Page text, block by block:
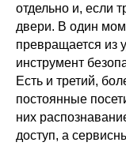
отдельно и, если
двери. В один
превращается из
инструмент
Есть и третий,
постоянные
них
доступ, а